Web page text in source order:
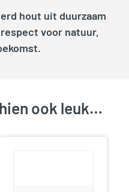
hout uit duurzaam
voor natuur,
ook leuk…